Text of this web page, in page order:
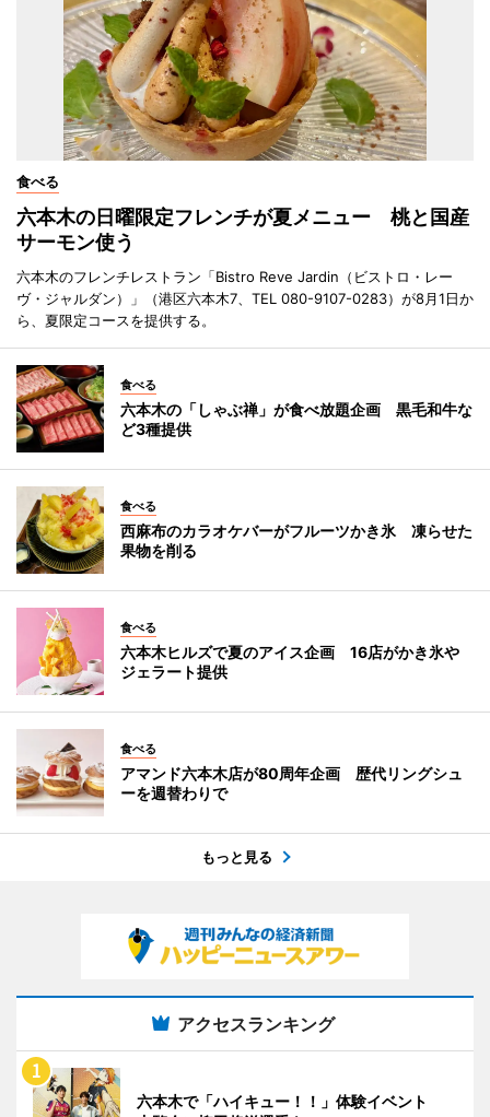
食べる
六本木の日曜限定フレンチが夏メニュー 桃と国産
サーモン使う
六本木のフレンチレストラン「Bistro Reve Jardin（ビストロ・レー
ヴ・ジャルダン）」（港区六本木7、TEL 080-9107-0283）が8月1日か
ら、夏限定コースを提供する。
食べる
六本木の「しゃぶ禅」が食べ放題企画 黒毛和牛な
ど3種提供
食べる
西麻布のカラオケバーがフルーツかき氷 凍らせた
果物を削る
食べる
六本木ヒルズで夏のアイス企画 16店がかき氷や
ジェラート提供
食べる
アマンド六本木店が80周年企画 歴代リングシュ
ーを週替わりで
もっと見る
アクセスランキング
六本木で「ハイキュー！！」体験イベント